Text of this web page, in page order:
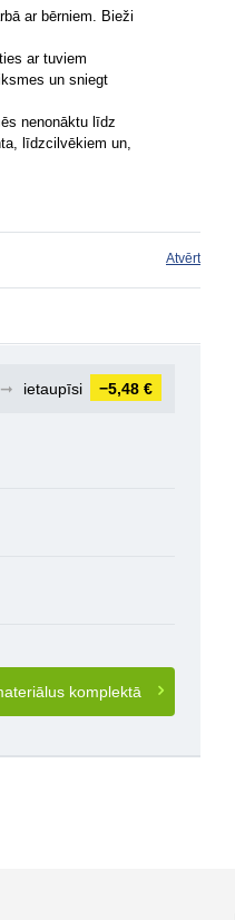
ar bērniem. Bieži
ar tuviem
un sniegt
nenonāktu līdz
līdzcilvēkiem un,
Atvērt
➞ ietaupīsi −5,48 €
komplektā